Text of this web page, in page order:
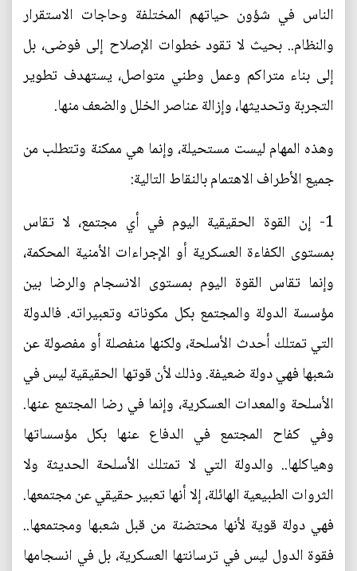
الناس في شؤون حياتهم المختلفة وحاجات الاستقرار
والنظام.. بحيث لا تقود خطوات الإصلاح إلى فوضى، بل
إلى بناء متراكم وعمل وطني متواصل، يستهدف تطوير
التجربة وتحديثها، وإزالة عناصر الخلل والضعف منها.
وهذه المهام ليست مستحيلة، وإنما هي ممكنة وتتطلب من
جميع الأطراف الاهتمام بالنقاط التالية:
1- إن القوة الحقيقية اليوم في أي مجتمع، لا تقاس
بمستوى الكفاءة العسكرية أو الإجراءات الأمنية المحكمة،
وإنما تقاس القوة اليوم بمستوى الانسجام والرضا بين
مؤسسة الدولة والمجتمع بكل مكوناته وتعبيراته. فالدولة
التي تمتلك أحدث الأسلحة، ولكنها منفصلة أو مفصولة عن
شعبها فهي دولة ضعيفة. وذلك لأن قوتها الحقيقية ليس في
الأسلحة والمعدات العسكرية، وإنما في رضا المجتمع عنها.
وفي كفاح المجتمع في الدفاع عنها بكل مؤسساتها
وهياكلها.. والدولة التي لا تمتلك الأسلحة الحديثة ولا
الثروات الطبيعية الهائلة، إلا أنها تعبير حقيقي عن مجتمعها.
فهي دولة قوية لأنها محتضنة من قبل شعبها ومجتمعها..
فقوة الدول ليس في ترسانتها العسكرية، بل في انسجامها